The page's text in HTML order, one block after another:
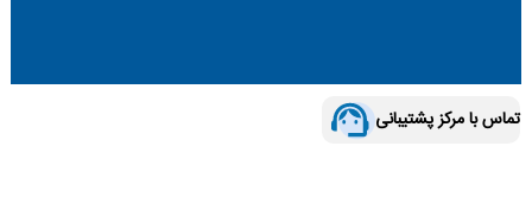
تماس با مرکز پشتیبانی